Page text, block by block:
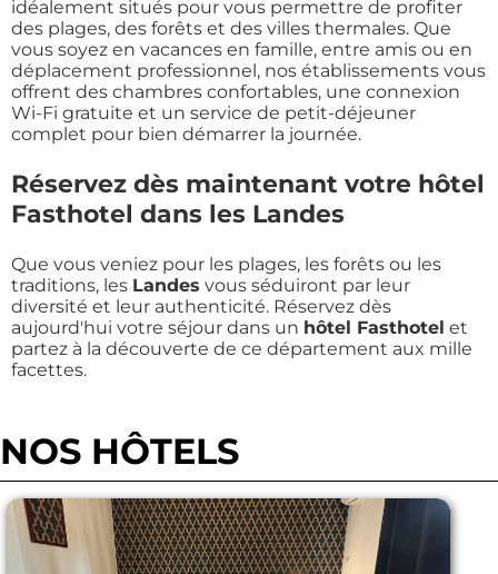
idéalement situés pour vous permettre de profiter
des plages, des forêts et des villes thermales. Que
vous soyez en vacances en famille, entre amis ou en
déplacement professionnel, nos établissements vous
offrent des chambres confortables, une connexion
Wi-Fi gratuite et un service de petit-déjeuner
complet pour bien démarrer la journée.
Réservez dès maintenant votre hôtel
Fasthotel dans les Landes
Que vous veniez pour les plages, les forêts ou les
traditions, les Landes vous séduiront par leur
diversité et leur authenticité. Réservez dès
aujourd'hui votre séjour dans un hôtel Fasthotel et
partez à la découverte de ce département aux mille
facettes.
NOS HÔTELS